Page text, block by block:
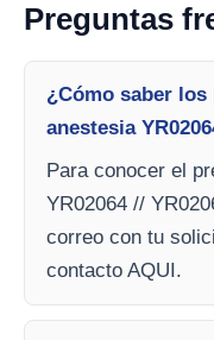
Preguntas
¿Cómo saber
anestesia
Para conocer el
YR02064 //
correo con tu
contacto AQUI.